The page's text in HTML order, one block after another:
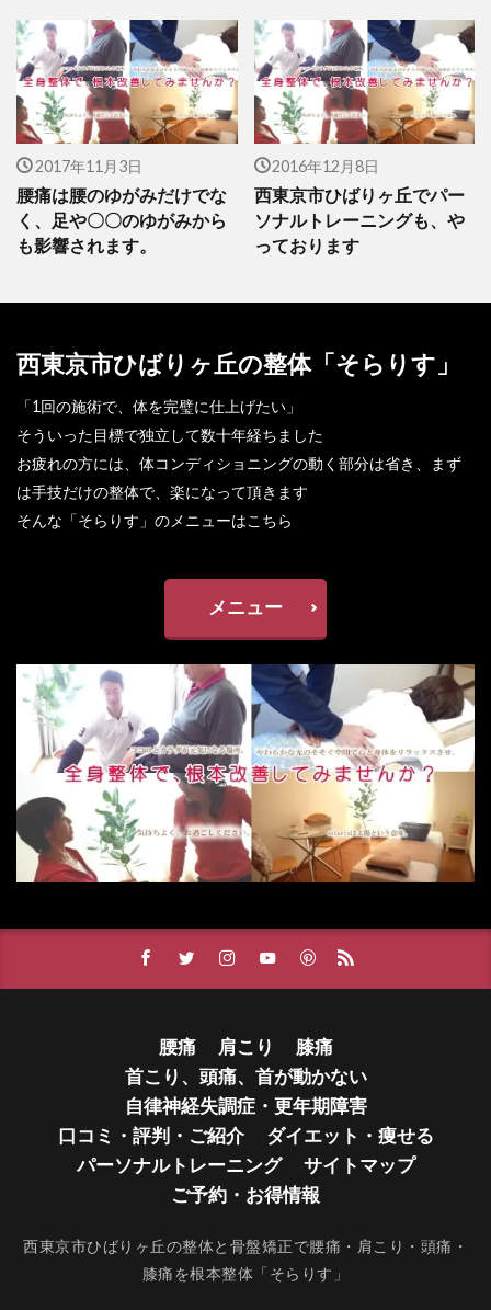
2017年11月3日
腰痛は腰のゆがみだけでな
く、足や〇〇のゆがみから
も影響されます。
2016年12月8日
西東京市ひばりヶ丘でパー
ソナルトレーニングも、や
っております
西東京市ひばりヶ丘の整体「そらりす」
「1回の施術で、体を完璧に仕上げたい」
そういった目標で独立して数十年経ちました
お疲れの方には、体コンディショニングの動く部分は省き、まず
は手技だけの整体で、楽になって頂きます
そんな「そらりす」のメニューはこちら
メニュー
腰痛 肩こり
膝痛
首こり、頭痛、首が動かない
自律神経失調症・更年期障害
口コミ・評判・ご紹介
ダイエット・痩せる
パーソナルトレーニング
サイトマップ
ご予約・お得情報
西東京市ひばりヶ丘の整体と骨盤矯正で腰痛・肩こり・頭痛・
膝痛を根本整体「そらりす」